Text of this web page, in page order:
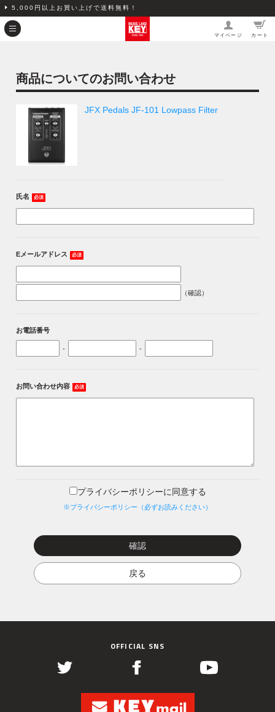
5,000円以上お買い上げで送料無料！
マイページ カート
商品についてのお問い合わせ
JFX Pedals JF-101 Lowpass Filter
氏名 必須
Eメールアドレス 必須
（確認）
お電話番号
- -
お問い合わせ内容 必須
プライバシーポリシーに同意する
※プライバシーポリシー（必ずお読みください）
OFFICIAL SNS